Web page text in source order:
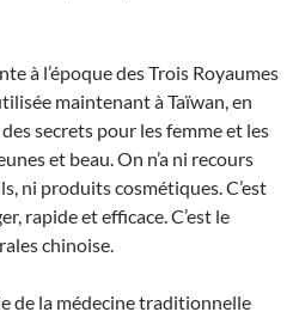
à l’époque des Trois Royaumes
maintenant à Taïwan, en
secrets pour les femme et les
et beau. On n’a ni recours
ni produits cosmétiques. C’est
rapide et efficace. C’est le
chinoise.
de la médecine traditionnelle